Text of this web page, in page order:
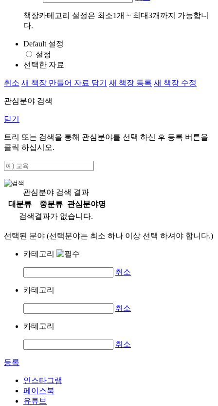
책장카테고리 설정은 최소1개 ~ 최대3개까지 가능합니
다.
Default 설정
설정
선택한 자료
취소 새 책장 만들어 자료 담기 새 책장 등록 새 책장 수정
관심분야 검색
닫기
트리 또는 검색을 통해 관심분야를 선택 하신 후 등록 버튼을
클릭 하십시오.
관심분야 검색 결과
대분류
중분류
관심분야명
검색결과가 없습니다.
선택된 분야 (선택분야는 최소 하나 이상 선택 하셔야 합니다.)
카테고리
취소
카테고리
취소
카테고리
취소
등록
인스타그램
페이스북
유튜브